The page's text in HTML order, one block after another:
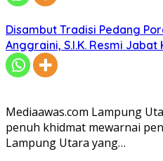
Disambut Tradisi Pedang
Anggraini, S.I.K. Resmi
Mediaawas.com Lampung
penuh khidmat mewarnai
Lampung Utara yang…